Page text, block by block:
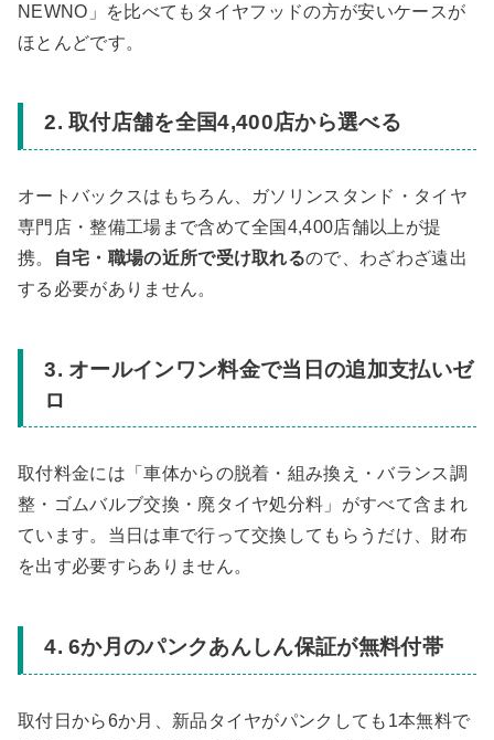
NEWNO」を比べてもタイヤフッドの方が安いケースが
ほとんどです。
2. 取付店舗を全国4,400店から選べる
オートバックスはもちろん、ガソリンスタンド・タイヤ
専門店・整備工場まで含めて全国4,400店舗以上が提
携。
自宅・職場の近所で受け取れるので、わざわざ遠出
する必要がありません。
3. オールインワン料金で当日の追加支払いゼ
ロ
取付料金には「車体からの脱着・組み換え・バランス調
整・ゴムバルブ交換・廃タイヤ処分料」がすべて含まれ
ています。当日は車で行って交換してもらうだけ、財布
を出す必要すらありません。
4. 6か月のパンクあんしん保証が無料付帯
取付日から6か月、新品タイヤがパンクしても1本無料で